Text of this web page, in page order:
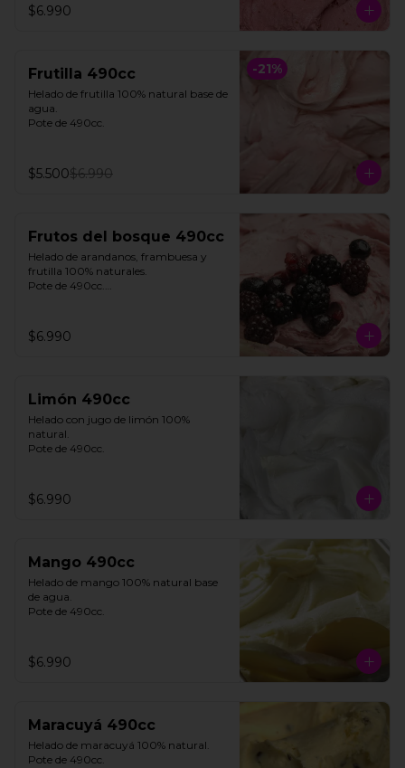
$6.990
-21%
Frutilla 490cc
Helado de frutilla 100% natural base de
agua.
Pote de 490cc.
$5.500$6.990
Frutos del bosque 490cc
Helado de arandanos, frambuesa y
frutilla 100% naturales.
Pote de 490cc.
$6.990
Limón 490cc
Helado con jugo de limón 100%
natural.
Pote de 490cc.
$6.990
Mango 490cc
Helado de mango 100% natural base
de agua.
Pote de 490cc.
$6.990
Maracuyá 490cc
Helado de maracuyá 100% natural.
Pote de 490cc.